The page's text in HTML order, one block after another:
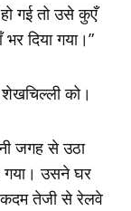
गई तो उसे कुएँ
दिया गया।”
को।
जगह से उठा
गया। उसने घर
कदम तेजी से रेलवे